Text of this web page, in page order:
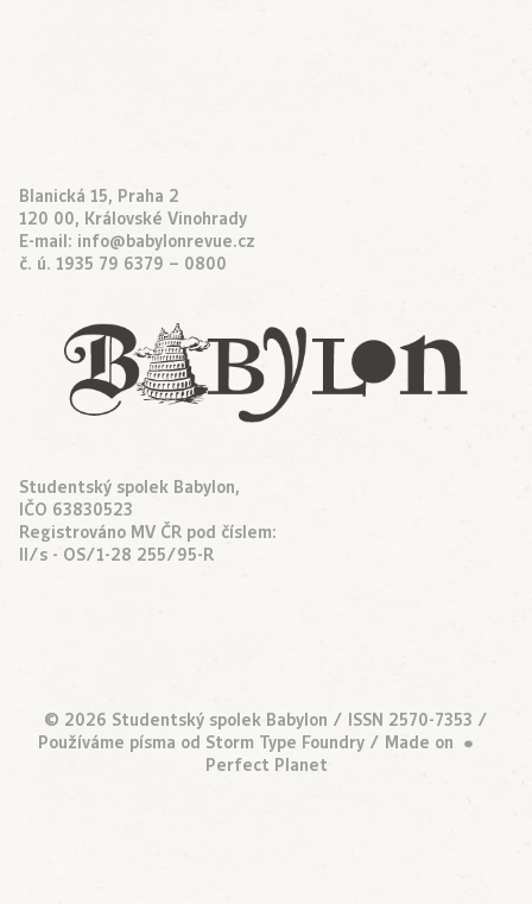
Blanická 15, Praha 2
120 00, Královské Vinohrady
E-mail: info@babylonrevue.cz
č. ú. 1935 79 6379 – 0800
Studentský spolek Babylon,
IČO 63830523
Registrováno MV ČR pod číslem:
II/s - OS/1-28 255/95-R
© 2026 Studentský spolek Babylon / ISSN 2570-7353 /
Používáme písma od Storm Type Foundry / Made on •
Perfect Planet